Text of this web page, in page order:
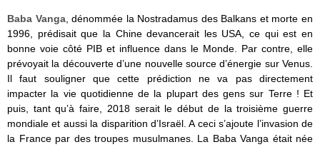
Baba Vanga, dénommée la Nostradamus des Balkans et morte en
1996, prédisait que la Chine devancerait les USA, ce qui est en
bonne voie côté PIB et influence dans le Monde. Par contre, elle
prévoyait la découverte d’une nouvelle source d’énergie sur Venus.
Il faut souligner que cette prédiction ne va pas directement
impacter la vie quotidienne de la plupart des gens sur Terre ! Et
puis, tant qu’à faire, 2018 serait le début de la troisième guerre
mondiale et aussi la disparition d’Israël. A ceci s’ajoute l’invasion de
la France par des troupes musulmanes. La Baba Vanga était née